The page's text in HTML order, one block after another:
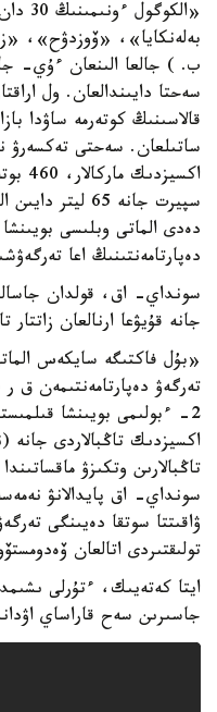
بەلەنكايا»، «ۆوزدۋح»،
ب. ) جالعا الىنعان ءۇي-
سەحتا دايىندالعان. ول
قالاسىنىڭ كوتەرمە ساۋدا
سپيرت جانە 65
دەدى الماتى وبلىسى
دەپارتامەنتىنىڭ اعا
سونداي- اق، قولدان
جانە قۇيۋعا ارنالعان زاتتار
«بۇل فاكتىگە سايكەس
2- ءبولىمى بويىنشا
اكسيزدىك تاڭبالاردى جانە
تاڭبالارىن وتكىزۋ
سونداي- اق پايدالانۋ
ۋاقىتتا سوتقا دەيىنگى
تولىقتىردى اتالعان
ايتا كەتەيىك، ءتۇرلى
جاسىرىن سەح قاراساي